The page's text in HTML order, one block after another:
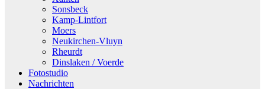
Sonsbeck
Kamp-Lintfort
Moers
Neukirchen-Vluyn
Rheurdt
Dinslaken / Voerde
Fotostudio
Nachrichten